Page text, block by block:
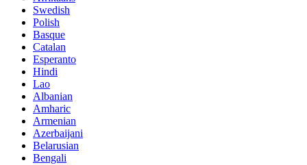
Swedish
Polish
Basque
Catalan
Esperanto
Hindi
Lao
Albanian
Amharic
Armenian
Azerbaijani
Belarusian
Bengali